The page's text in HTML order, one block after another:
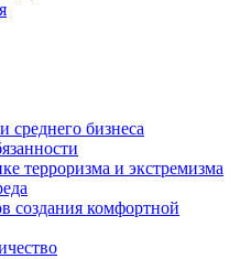
среднего бизнеса
терроризма и экстремизма
создания комфортной